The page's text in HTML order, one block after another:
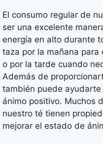
El consumo regular de
ser una excelente
energía en alto durante
taza por la mañana para
o por la tarde cuando
Además de
también puede
ánimo positivo. Muchos
nuestro té tienen
mejorar el estado de